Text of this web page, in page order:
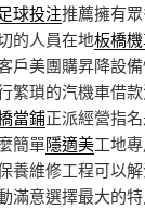
球投注推薦擁有
的人員在地板橋
戶美團購昇降設
繁瑣的汽機車借
當鋪正派經營指
簡單隱適美工地
養維修工程可以
滿意選擇最大的